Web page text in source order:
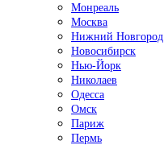
Монреаль
Москва
Нижний Новгород
Новосибирск
Нью-Йорк
Николаев
Одесса
Омск
Париж
Пермь